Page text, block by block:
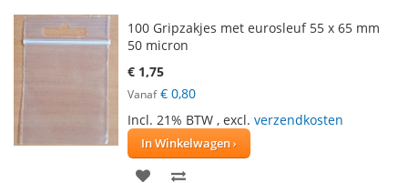
100 Gripzakjes met eurosleuf 55 x 65 mm
50 micron
€ 1,75
Vanaf € 0,80
Incl. 21% BTW , excl. verzendkosten
In Winkelwagen
VOEG